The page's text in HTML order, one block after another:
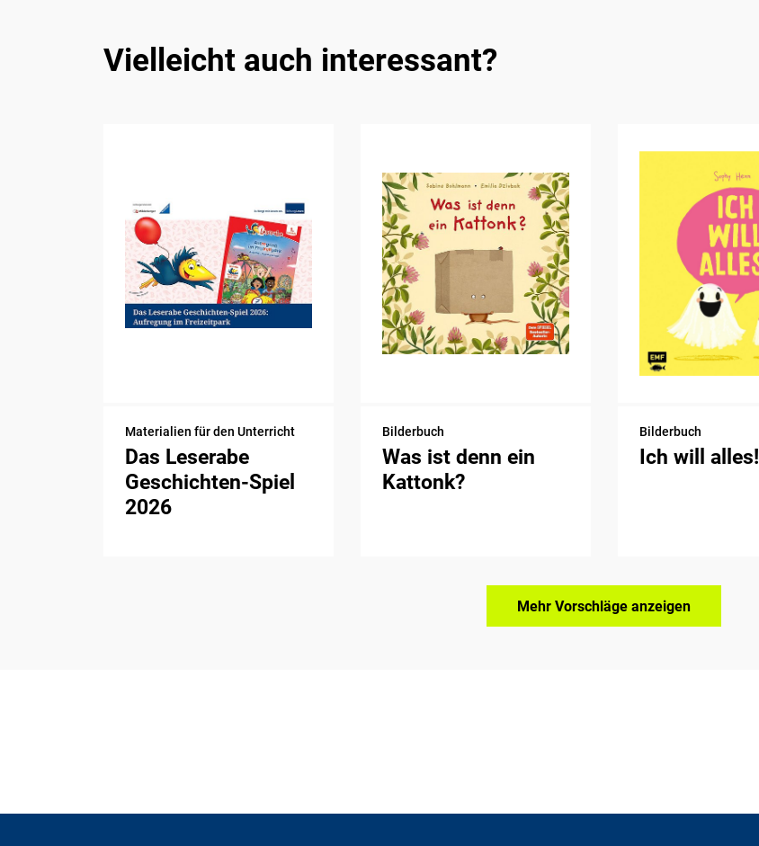
Vielleicht auch interessant?
Materialien für den Unterricht
Das Leserabe
Geschichten-Spiel
2026
Bilderbuch
Was ist denn ein
Kattonk?
Bilderbuch
Ich will alles!
Mehr Vorschläge anzeigen